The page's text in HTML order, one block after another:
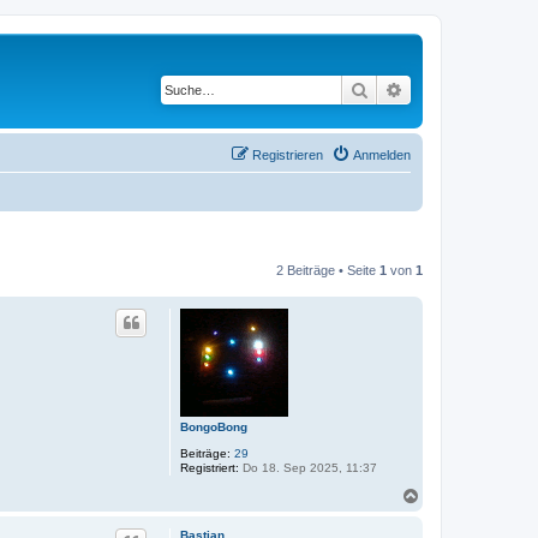
Suche
Anmelden
Registrieren
2 Beiträge • Seite 1 von 1
BongoBong
Beiträge: 29
Registriert: Do 18. Sep 2025, 11:37
Bastian